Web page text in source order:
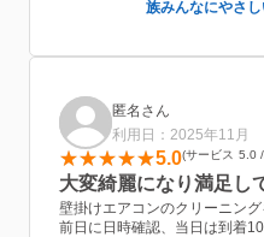
族みんなにやさし
匿名さん
利用日：2025年11月
5.0 サービス 5.0
大変綺麗になり満足し
壁掛けエアコンのクリーニング
前日に日時確認、当日は到着